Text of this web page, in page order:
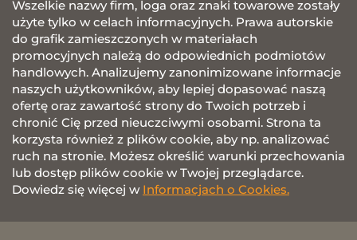
Wszelkie nazwy firm, loga oraz znaki towarowe zostały
użyte tylko w celach informacyjnych. Prawa autorskie
do grafik zamieszczonych w materiałach
promocyjnych należą do odpowiednich podmiotów
handlowych. Analizujemy zanonimizowane informacje
naszych użytkowników, aby lepiej dopasować naszą
ofertę oraz zawartość strony do Twoich potrzeb i
chronić Cię przed nieuczciwymi osobami. Strona ta
korzysta również z plików cookie, aby np. analizować
ruch na stronie. Możesz określić warunki przechowania
lub dostęp plików cookie w Twojej przeglądarce.
Dowiedz się więcej w Informacjach o Cookies.